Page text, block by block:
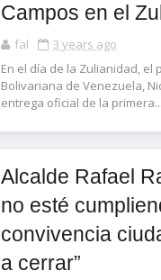
Campos en el
fal
3 years ago
En el día de la Zulianidad, el
Bolivariana de Venezuela,
entrega oficial de la primera...
Alcalde Rafael
no esté
convivencia
a cerrar”